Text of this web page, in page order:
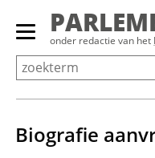
Overslaan
Primair
menu
tonen/verbergen
onder redactie van het
Biografie